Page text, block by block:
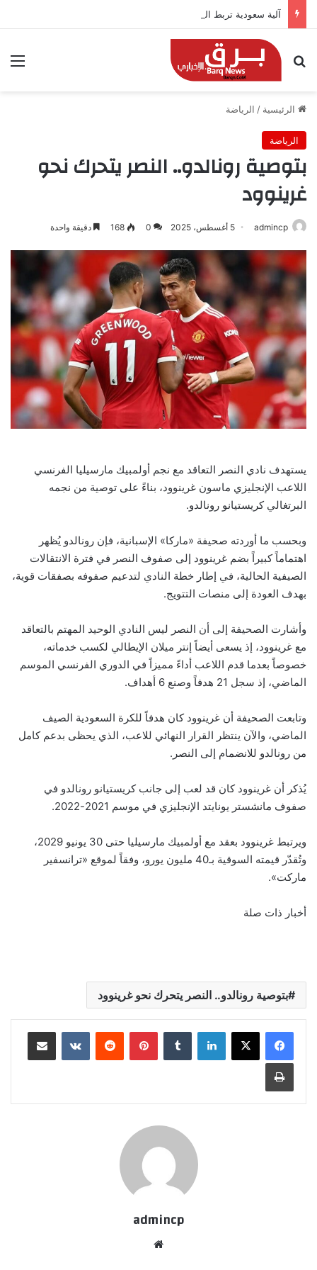
آلية سعودية تربط الحضور باجتياز الدورات
بحث عن
الرئيسية / الرياضة
الرياضة
بتوصية رونالدو.. النصر يتحرك نحو
غرينوود
admincp 5 أغسطس، 2025 0
168 دقيقة واحدة
يستهدف نادي النصر التعاقد مع نجم أولمبيك مارسيليا الفرنسي
اللاعب الإنجليزي ماسون غرينوود، بناءً على توصية من نجمه
البرتغالي كريستيانو رونالدو.
وبحسب ما أوردته صحيفة «ماركا» الإسبانية، فإن رونالدو يُظهر
اهتماماً كبيراً بضم غرينوود إلى صفوف النصر في فترة الانتقالات
الصيفية الحالية، في إطار خطة النادي لتدعيم صفوفه بصفقات قوية،
بهدف العودة إلى منصات التتويج.
وأشارت الصحيفة إلى أن النصر ليس النادي الوحيد المهتم بالتعاقد
مع غرينوود، إذ يسعى أيضاً إنتر ميلان الإيطالي لكسب خدماته،
خصوصاً بعدما قدم اللاعب أداءً مميزاً في الدوري الفرنسي الموسم
الماضي، إذ سجل 21 هدفاً وصنع 6 أهداف.
وتابعت الصحيفة أن غرينوود كان هدفاً للكرة السعودية الصيف
الماضي، والآن ينتظر القرار النهائي للاعب، الذي يحظى بدعم كامل
من رونالدو للانضمام إلى النصر.
يُذكر أن غرينوود كان قد لعب إلى جانب كريستيانو رونالدو في
صفوف مانشستر يونايتد الإنجليزي في موسم 2021-2022.
ويرتبط غرينوود بعقد مع أولمبيك مارسيليا حتى 30 يونيو 2029،
وتُقدّر قيمته السوقية بـ40 مليون يورو، وفقاً لموقع «ترانسفير
ماركت».
أخبار ذات صلة
بتوصية رونالدو.. النصر يتحرك نحو غرينوود
لينكدإن بينتيريست
admincp